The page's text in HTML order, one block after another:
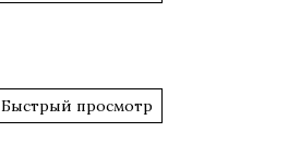
Быстрый просмотр